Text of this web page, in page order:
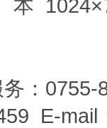
本
：0755-
E-mail